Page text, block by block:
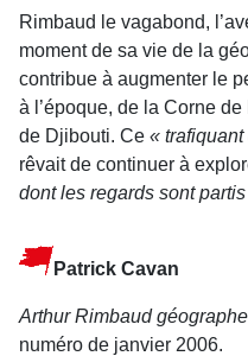
Rimbaud le vagabond,
moment de sa vie de la
contribue à augmenter le
à l’époque, de la Corne
de Djibouti. Ce « trafiquant
rêvait de continuer à
dont les regards sont
Patrick Cavan
Arthur Rimbaud
numéro de janvier 2006.